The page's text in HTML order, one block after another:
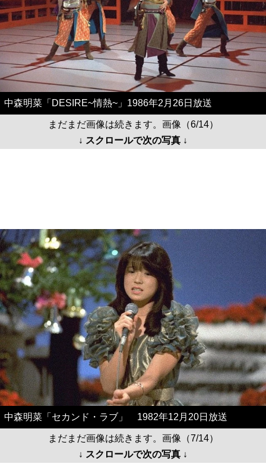
中森明菜「DESIRE~情熱~」1986年2月26日放送
まだまだ画像は続きます。画像（6/14）
↓ スクロールで次の写真 ↓
中森明菜「セカンド・ラブ」 1982年12月20日放送
まだまだ画像は続きます。画像（7/14）
↓ スクロールで次の写真 ↓